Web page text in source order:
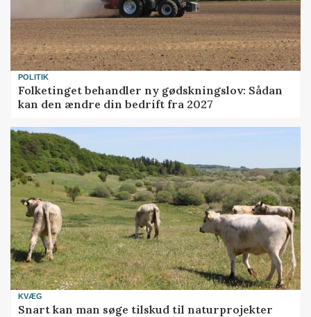
POLITIK
Folketinget behandler ny gødskningslov: Sådan
kan den ændre din bedrift fra 2027
KVÆG
Snart kan man søge tilskud til naturprojekter